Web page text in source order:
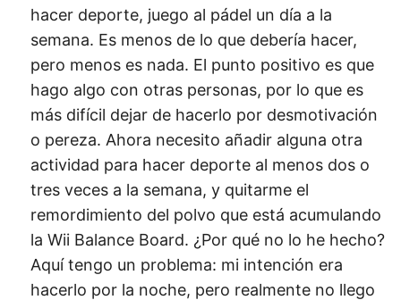
hacer deporte, juego al pádel un día a la
semana. Es menos de lo que debería hacer,
pero menos es nada. El punto positivo es que
hago algo con otras personas, por lo que es
más difícil dejar de hacerlo por desmotivación
o pereza. Ahora necesito añadir alguna otra
actividad para hacer deporte al menos dos o
tres veces a la semana, y quitarme el
remordimiento del polvo que está acumulando
la Wii Balance Board. ¿Por qué no lo he hecho?
Aquí tengo un problema: mi intención era
hacerlo por la noche, pero realmente no llego